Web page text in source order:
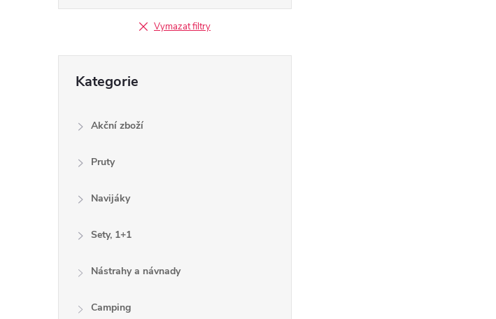
Vymazat filtry
kategorie
Kategorie
Akční zboží
Pruty
Navijáky
Sety, 1+1
Nástrahy a návnady
Camping